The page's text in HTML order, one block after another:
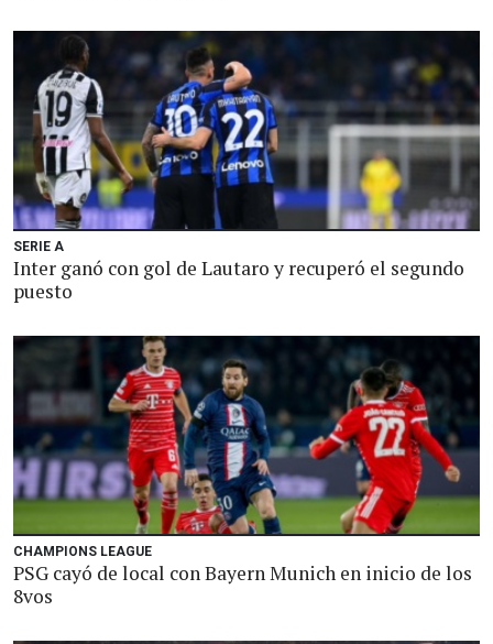
SERIE A
Inter ganó con gol de Lautaro y recuperó el segundo
puesto
CHAMPIONS LEAGUE
PSG cayó de local con Bayern Munich en inicio de los
8vos